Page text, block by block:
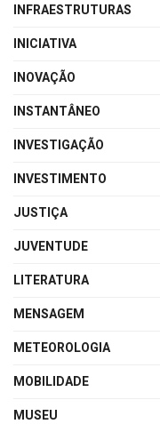
INFRAESTRUTURAS
INICIATIVA
INOVAÇÃO
INSTANTÂNEO
INVESTIGAÇÃO
INVESTIMENTO
JUSTIÇA
JUVENTUDE
LITERATURA
MENSAGEM
METEOROLOGIA
MOBILIDADE
MUSEU